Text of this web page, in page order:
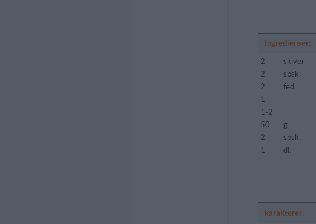
Ingredienser:
2
skiver
2
spsk.
2
fed
1
1-2
50
g.
2
spsk.
1
dl.
karakterer: